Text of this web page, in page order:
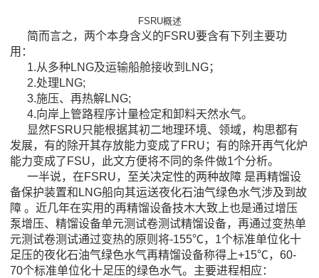
FSRU概述
简而言之，两个本身含义的FSRU要含有下列主要功
用：
1.从多种LNG及运输船舱接收到LNG；
2.处理LNG;
3.施压、再热解LNG;
4.向岸上管路程序计量检定和卸料天然水气。
显然FSRU只能根据其初二地理环境、领域，构思都有
发展，有的除开其存放能力变成了FRU；有的除开再气化炉
能力变成了FSU，此文方便将不同的条件做1个分析。
一半说，在FSRU，至关决定性的两种故障 是再精馏设
备保护装置和LNG船向其运送夜化石油气绿色水气涉及到故
障 。近几年在实用的再精馏设备技木大致上也是通过增压
泵增压、精馏设备单元测试卷测试精馏设备，再通过变热单
元测试卷测试通过变热的原则将-155℃，1个标准单位化十
足压的夜化石油气绿色水气再精馏设备称得上+15℃，60-
70个标准单位化十足压的绿色水气。主要进程相应：